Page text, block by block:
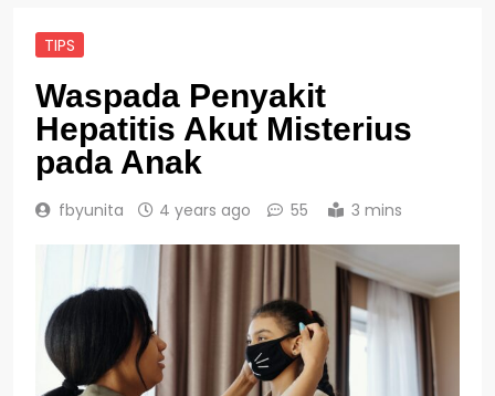
TIPS
Waspada Penyakit
Hepatitis Akut Misterius
pada Anak
fbyunita 4 years ago 55 3 mins